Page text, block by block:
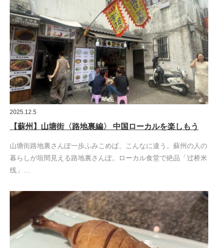
2025.12.5
【蘇州】山塘街〈路地裏編〉 中国ローカルを楽しもう
山塘街路地裏さんぽ一歩ふみこめば、こんなに違う。蘇州の人の
暮らしが垣間見える路地裏さんぽ。ローカル食堂で絶品「过桥米
线」…